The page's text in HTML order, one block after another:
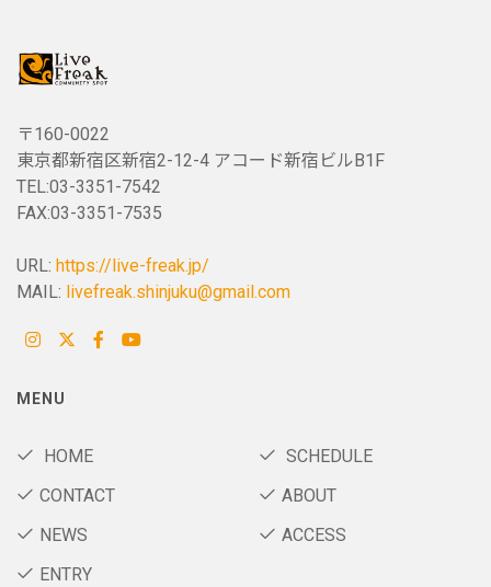
〒160-0022
東京都新宿区新宿2-12-4 アコード新宿ビルB1F
TEL:03-3351-7542
FAX:03-3351-7535
URL: https://live-freak.jp/
MAIL: livefreak.shinjuku@gmail.com
MENU
HOME
SCHEDULE
CONTACT
ABOUT
NEWS
ACCESS
ENTRY